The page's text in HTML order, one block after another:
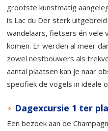
grootste kunstmatig
is Lac du Der sterk
wandelaars, fietsers én vele
komen. Er werden al meer
zowel nestbouwers als
aantal plaatsen kan je naar
specifiek de vogels in ideale
Dagexcursie 1 ter
Een bezoek aan de